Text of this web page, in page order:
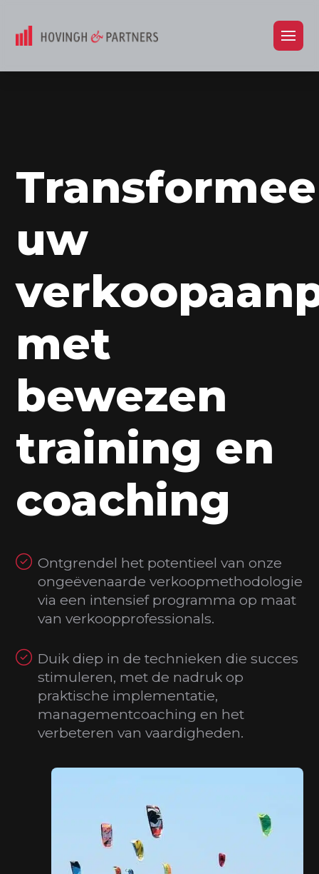
uw
met
bewezen
training en
coaching
Ontgrendel het potentieel van onze
ongeëvenaarde verkoopmethodologie
via een intensief programma op maat
van verkoopprofessionals.
Duik diep in de technieken die succes
stimuleren, met de nadruk op
praktische implementatie,
managementcoaching en het
verbeteren van vaardigheden.